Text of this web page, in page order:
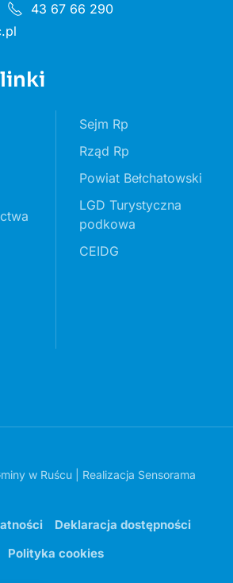
43 67 66 290
Sejm Rp
Rząd Rp
Powiat Bełchatowski
LGD Turystyczna
podkowa
CEIDG
w Ruścu | Realizacja Sensorama
Deklaracja dostępności
Polityka cookies